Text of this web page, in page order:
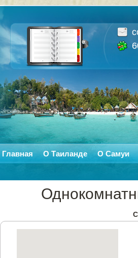
Главная О Таиланде О Самуи